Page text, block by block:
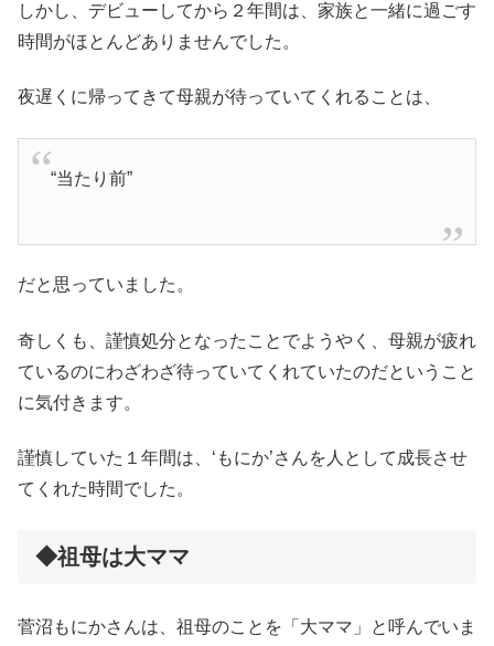
しかし、デビューしてから２年間は、家族と一緒に過ごす
時間がほとんどありませんでした。
夜遅くに帰ってきて母親が待っていてくれることは、
“当たり前”
だと思っていました。
奇しくも、謹慎処分となったことでようやく、母親が疲れ
ているのにわざわざ待っていてくれていたのだということ
に気付きます。
謹慎していた１年間は、‘もにか’さんを人として成長させ
てくれた時間でした。
◆祖母は大ママ
菅沼もにかさんは、祖母のことを「大ママ」と呼んでいま